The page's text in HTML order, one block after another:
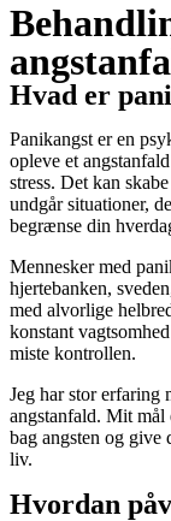
Hvad er
Panikangst er en
opleve et
stress. Det kan
undgår situationer,
begrænse din
Mennesker med
hjertebanken,
med alvorlige
konstant
miste kontrollen.
Jeg har stor erfaring
angstanfald. Mit mål
bag angsten og
liv.
Hvordan